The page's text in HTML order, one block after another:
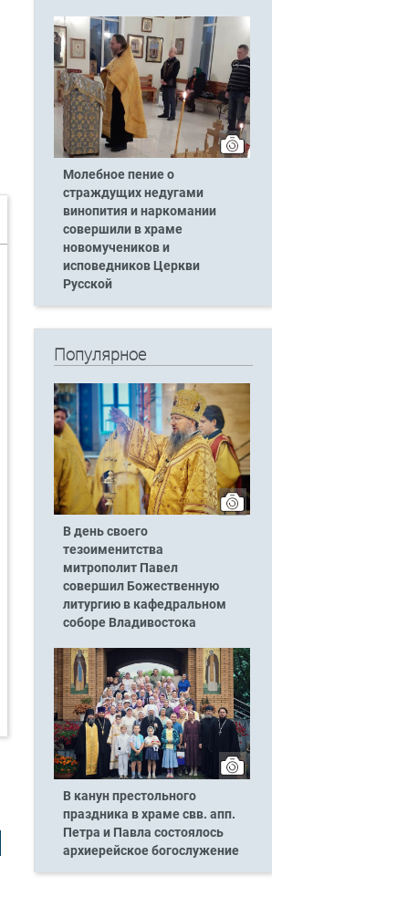
Молебное пение о
страждущих недугами
винопития и наркомании
совершили в храме
новомучеников и
исповедников Церкви
Русской
Популярное
В день своего
тезоименитства
митрополит Павел
совершил Божественную
литургию в кафедральном
соборе Владивостока
В канун престольного
праздника в храме свв. апп.
Петра и Павла состоялось
архиерейское богослужение